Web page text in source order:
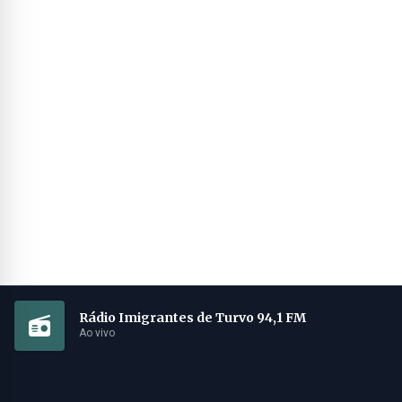
Rádio Imigrantes de Turvo 94,1 FM
Ao vivo